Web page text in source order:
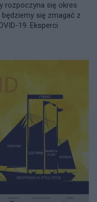
rozpoczyna się okres
się zmagać z
19. Eksperci